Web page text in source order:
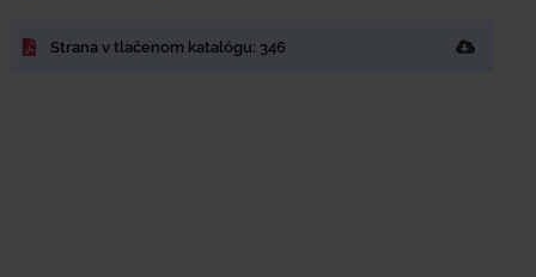
Strana v tlačenom katalógu: 346